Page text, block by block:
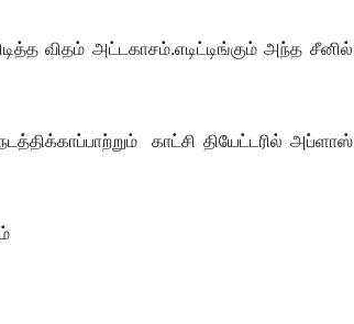
விதம் அட்டகாசம்.எடிட்டிங்கும் அந்த சீனில்
காட்சி தியேட்டரில் அப்ளாஸ்